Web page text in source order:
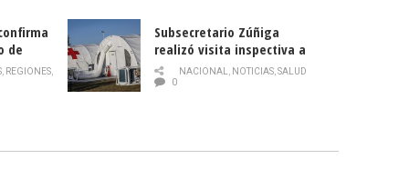
de
, REGIONES,
Subsecretario Zúñiga
realizó visita inspectiva a
Hospital Modular Sótero del
Río
NACIONAL, NOTICIAS,SALUD
0